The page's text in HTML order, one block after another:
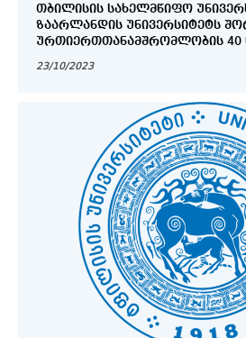
ᲗᲑᲘᲚᲘᲡᲘᲡ ᲡᲐᲮᲔᲚᲛᲬᲘᲤᲝ
ᲖᲐᲐᲠᲚᲐᲜᲓᲘᲡ ᲣᲜᲘᲕᲔᲠᲡᲘᲢᲔᲢᲡ
ᲣᲠᲗᲘᲔᲠᲗᲗᲐᲜᲐᲛᲨᲠᲝᲛᲚᲝᲑᲘᲡ 40
23/10/2023